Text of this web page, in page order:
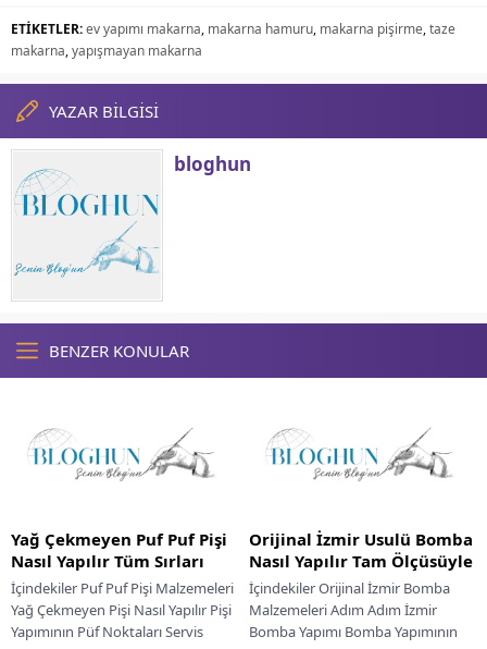
ETİKETLER:ev yapımı makarna, makarna hamuru, makarna pişirme,taze
makarna,yapışmayan makarna
YAZAR BİLGİSİ
bloghun
BENZER KONULAR
Yağ Çekmeyen Puf Puf Pişi
Nasıl Yapılır Tüm Sırları
İçindekiler Puf Puf Pişi Malzemeleri
Yağ Çekmeyen Pişi Nasıl Yapılır Pişi
Yapımının Püf Noktaları Servis
Orijinal İzmir Usulü Bomba
Nasıl Yapılır Tam Ölçüsüyle
İçindekiler Orijinal İzmir Bomba
Malzemeleri Adım Adım İzmir
Bomba Yapımı Bomba Yapımının